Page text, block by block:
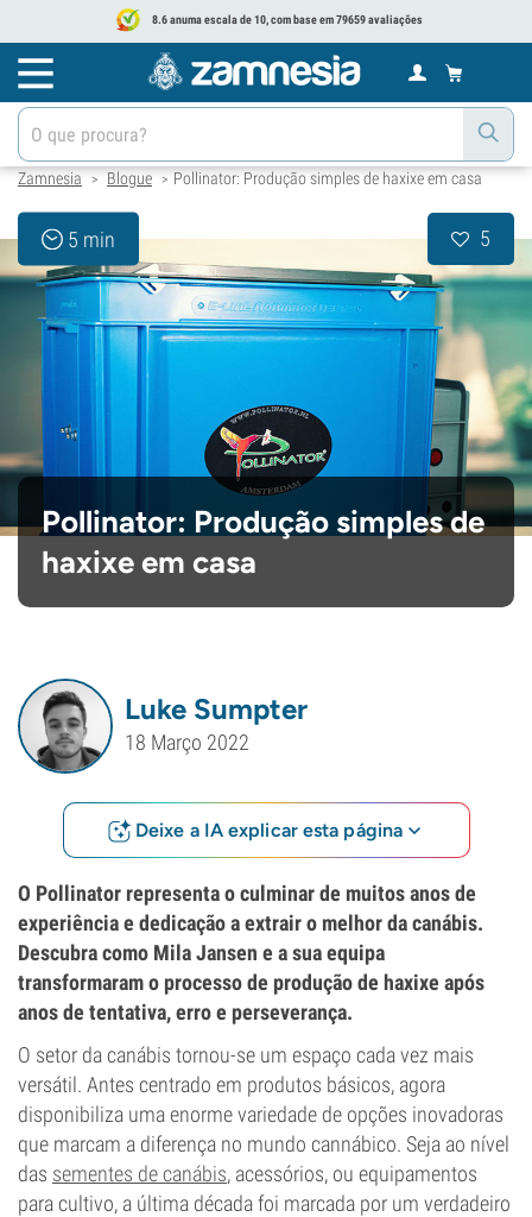
8.6 anuma escala de 10, com base em 79659 avaliações
Zamnesia > Blogue > Pollinator: Produção simples de haxixe em casa
5 min 5
Pollinator: Produção simples de
haxixe em casa
Luke Sumpter
18 Março 2022
Deixe a IA explicar esta página
O Pollinator representa o culminar de muitos anos de
experiência e dedicação a extrair o melhor da canábis.
Descubra como Mila Jansen e a sua equipa
transformaram o processo de produção de haxixe após
anos de tentativa, erro e perseverança.
O setor da canábis tornou-se um espaço cada vez mais
versátil. Antes centrado em produtos básicos, agora
disponibiliza uma enorme variedade de opções inovadoras
que marcam a diferença no mundo cannábico. Seja ao nível
das sementes de canábis, acessórios, ou equipamentos
para cultivo, a última década foi marcada por um verdadeiro